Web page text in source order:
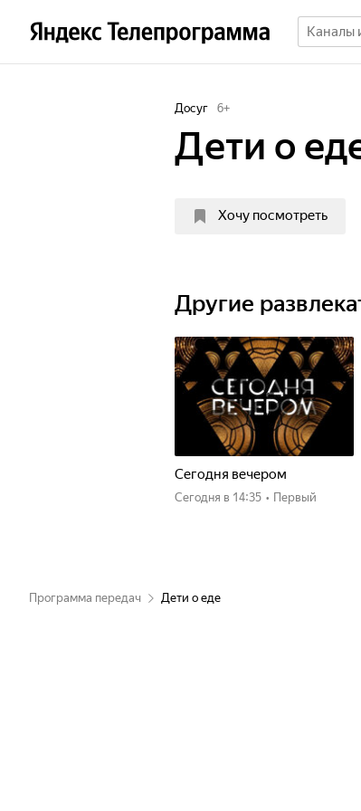
Досуг 6+
Дети о
Хочу посмотреть
Другие
Сегодня вечером
Сегодня в 14:35 • Первый
Программа передач Дети о еде